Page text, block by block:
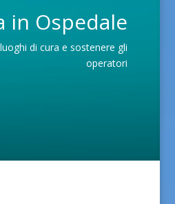
in Ospedale
di cura e sostenere gli
operatori